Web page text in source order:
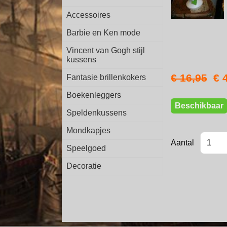
Accessoires
Barbie en Ken mode
Vincent van Gogh stijl
kussens
Fantasie brillenkokers
Boekenleggers
Speldenkussens
Mondkapjes
Speelgoed
Decoratie
€ 16,95 €
Beschikbaar
Aantal